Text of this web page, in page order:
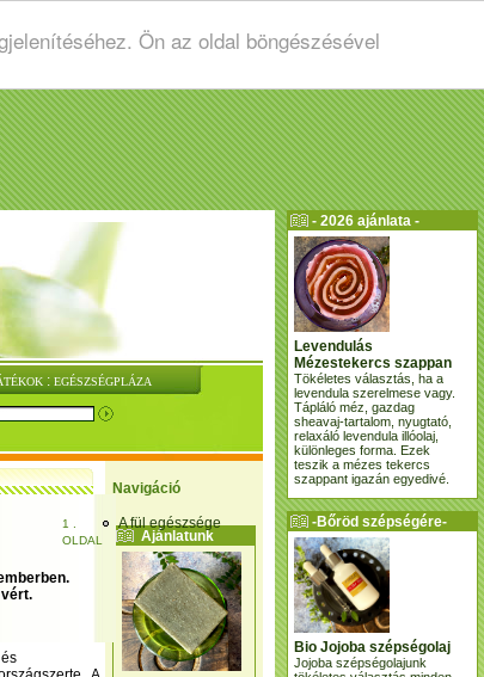
Ön az oldal böngészésével
: EGÉSZSÉGPLÁZA
Navigáció
A fül egészsége
Ajánlatunk
1 .
OLDAL
- 2026 ajánlata -
Levendulás
Mézestekercs szappan
Tökéletes választás, ha a
levendula szerelmese vagy.
Tápláló méz, gazdag
sheavaj-tartalom, nyugtató,
relaxáló levendula illóolaj,
különleges forma. Ezek
teszik a mézes tekercs
szappant igazán egyedivé.
-Bőröd szépségére-
Bio Jojoba szépségolaj
Jojoba szépségolajunk